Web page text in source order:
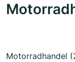
Motorradhandel